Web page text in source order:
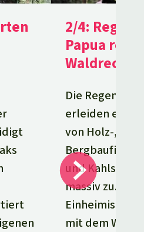
2/4:
Papua
Die
erleiden einen
von Holz-,
und
massiv zu. Die
mit dem Wald